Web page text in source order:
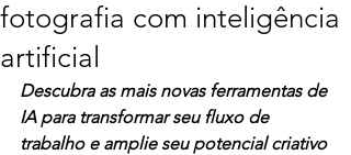
fotografia com inteligência
artificial
Descubra as mais novas ferramentas de
IA para transformar seu fluxo de
trabalho e amplie seu potencial criativo